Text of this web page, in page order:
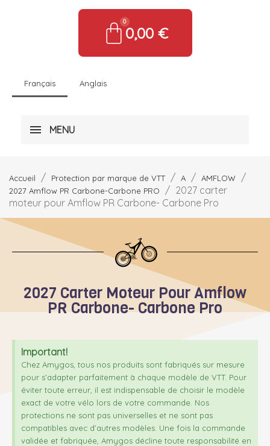
0,00 €
Français Anglais
MENU
Accueil Protection par marque de VTT A
AMFLOW
2027 Amflow PR Carbone-Carbone PRO
2027 carter
moteur pour Amflow PR Carbone- Carbone Pro
2027 Carter Moteur Pour Amflow
PR Carbone- Carbone Pro
Important!
Chez Amygos, tous nos produits sont fabriqués sur mesure
pour s’adapter parfaitement à chaque modèle de VTT. Pour
éviter toute erreur, il est indispensable de choisir le modèle
exact de votre vélo lors de votre commande. Nos
protections ne sont pas universelles et ne sont pas
compatibles avec d’autres modèles. Une fois la commande
validée et fabriquée, Amygos décline toute responsabilité en